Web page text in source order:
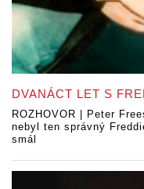
DVANÁCT LET S
ROZHOVOR | Peter
nebyl ten správný
smál